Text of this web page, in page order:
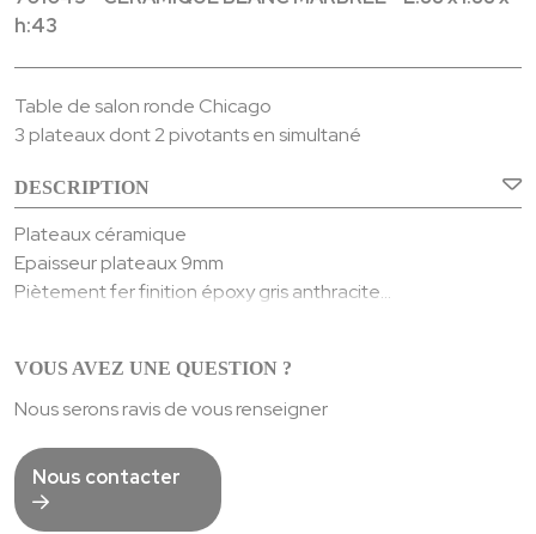
h:43
Table de salon ronde Chicago
3 plateaux dont 2 pivotants en simultané
DESCRIPTION
Plateaux céramique
Epaisseur plateaux 9mm
Piètement fer finition époxy gris anthracite
Grand plateau diamètre 88cm
Petit plateau diamètre 55cm
VOUS AVEZ UNE QUESTION ?
Nous serons ravis de vous renseigner
Nous contacter